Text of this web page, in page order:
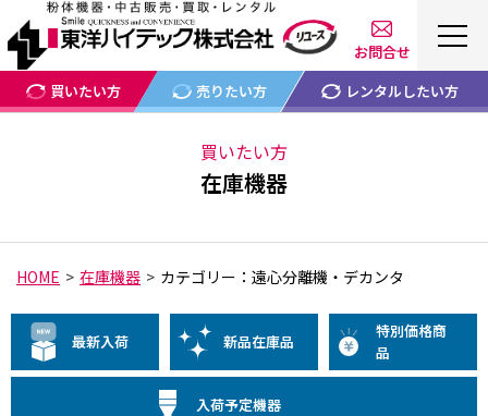
買いたい方 売りたい方 レンタルしたい方
お問合せ
買いたい方
在庫機器
HOME 在庫機器 カテゴリー：遠心分離機・デカンタ
最新入荷 新品在庫品
特別価格商
品
入荷予定機器